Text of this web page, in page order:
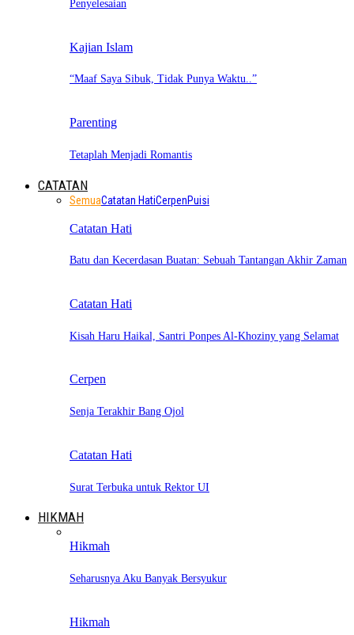
Penyelesaian
Kajian Islam
“Maaf Saya Sibuk, Tidak Punya Waktu..”
Parenting
Tetaplah Menjadi Romantis
CATATAN
SemuaCatatan HatiCerpenPuisi
Catatan Hati
Batu dan Kecerdasan Buatan: Sebuah Tantangan Akhir Zaman
Catatan Hati
Kisah Haru Haikal, Santri Ponpes Al-Khoziny yang Selamat
Cerpen
Senja Terakhir Bang Ojol
Catatan Hati
Surat Terbuka untuk Rektor UI
HIKMAH
Hikmah
Seharusnya Aku Banyak Bersyukur
Hikmah